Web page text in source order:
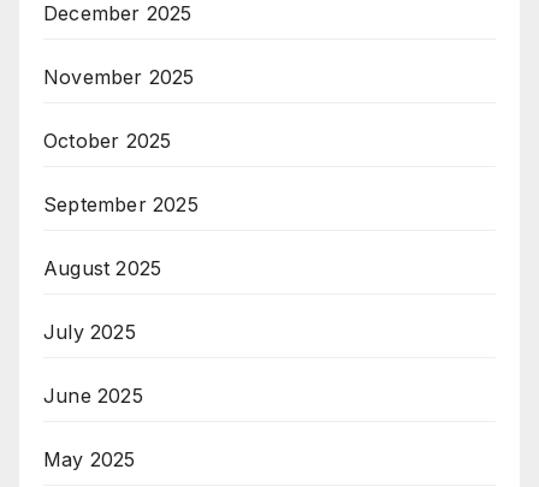
December 2025
November 2025
October 2025
September 2025
August 2025
July 2025
June 2025
May 2025